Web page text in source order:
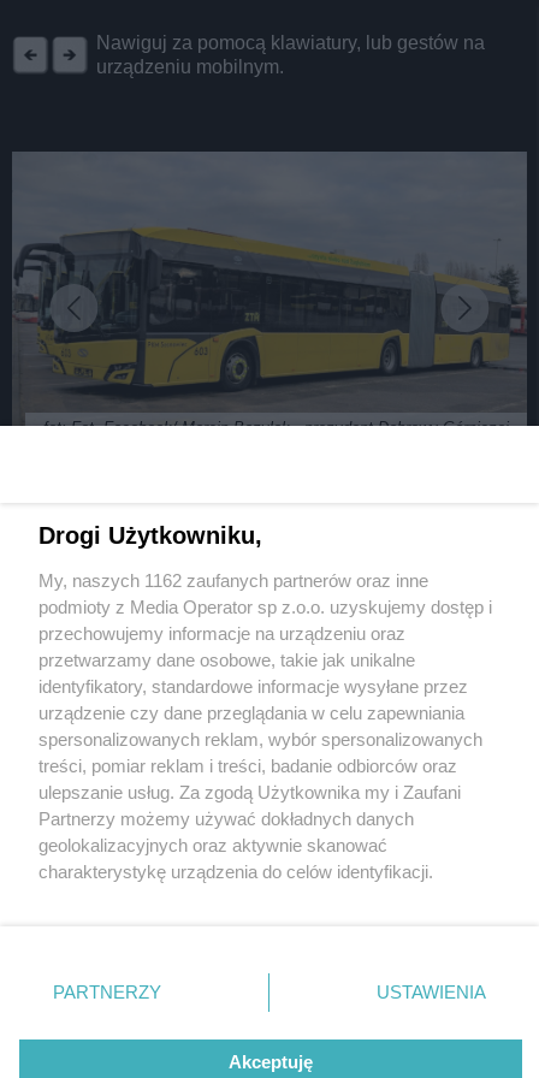
Nawiguj za pomocą klawiatury, lub gestów na
urządzeniu mobilnym.
fot: Fot. Facebook/ Marcin Bazylak - prezydent Dąbrowy Górniczej
zajezdni w Gołonogu. Wkrótce wyjadą na ulice.
Będą obsługiwać między innymi linię 808
1 / 7
Nowe autobusy
Jedenaście z szesnastu nowych autobusów
hybrydowych, które zakupił PKM Sosnowiec, trafiło do
zajezdni w Gołonogu.
Wydawca mediów lokalnych
Nie zapomnij
zapoznać się z:
polityką prywatności
Twojemiasto
Piekary Śląskie
Chorzów
Tarnowskie Góry
Gliwice
Skontakuj sięz nami
Kontakt
Redakcja
Newsletter
Drogi Użytkowniku,
My, naszych 1162 zaufanych partnerów oraz inne
podmioty z Media Operator sp z.o.o. uzyskujemy dostęp i
przechowujemy informacje na urządzeniu oraz
przetwarzamy dane osobowe, takie jak unikalne
identyfikatory, standardowe informacje wysyłane przez
urządzenie czy dane przeglądania w celu zapewniania
spersonalizowanych reklam, wybór spersonalizowanych
treści, pomiar reklam i treści, badanie odbiorców oraz
ulepszanie usług. Za zgodą Użytkownika my i Zaufani
Partnerzy możemy używać dokładnych danych
geolokalizacyjnych oraz aktywnie skanować
charakterystykę urządzenia do celów identyfikacji.
zmienić/wycofać klikając przycisk ustawień prywatności
znajdujący się w lewym dolnym rogu strony
rodzaje przetwarzania danych nie wymagają zgody
użytkownika, ale masz prawo sprzeciwić się takiemu
PARTNERZY USTAWIENIA
Akceptuję